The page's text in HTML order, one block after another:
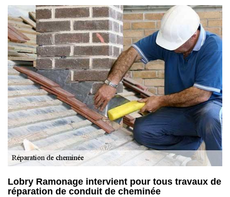
Lobry Ramonage intervient pour tous travaux de
réparation de conduit de cheminée